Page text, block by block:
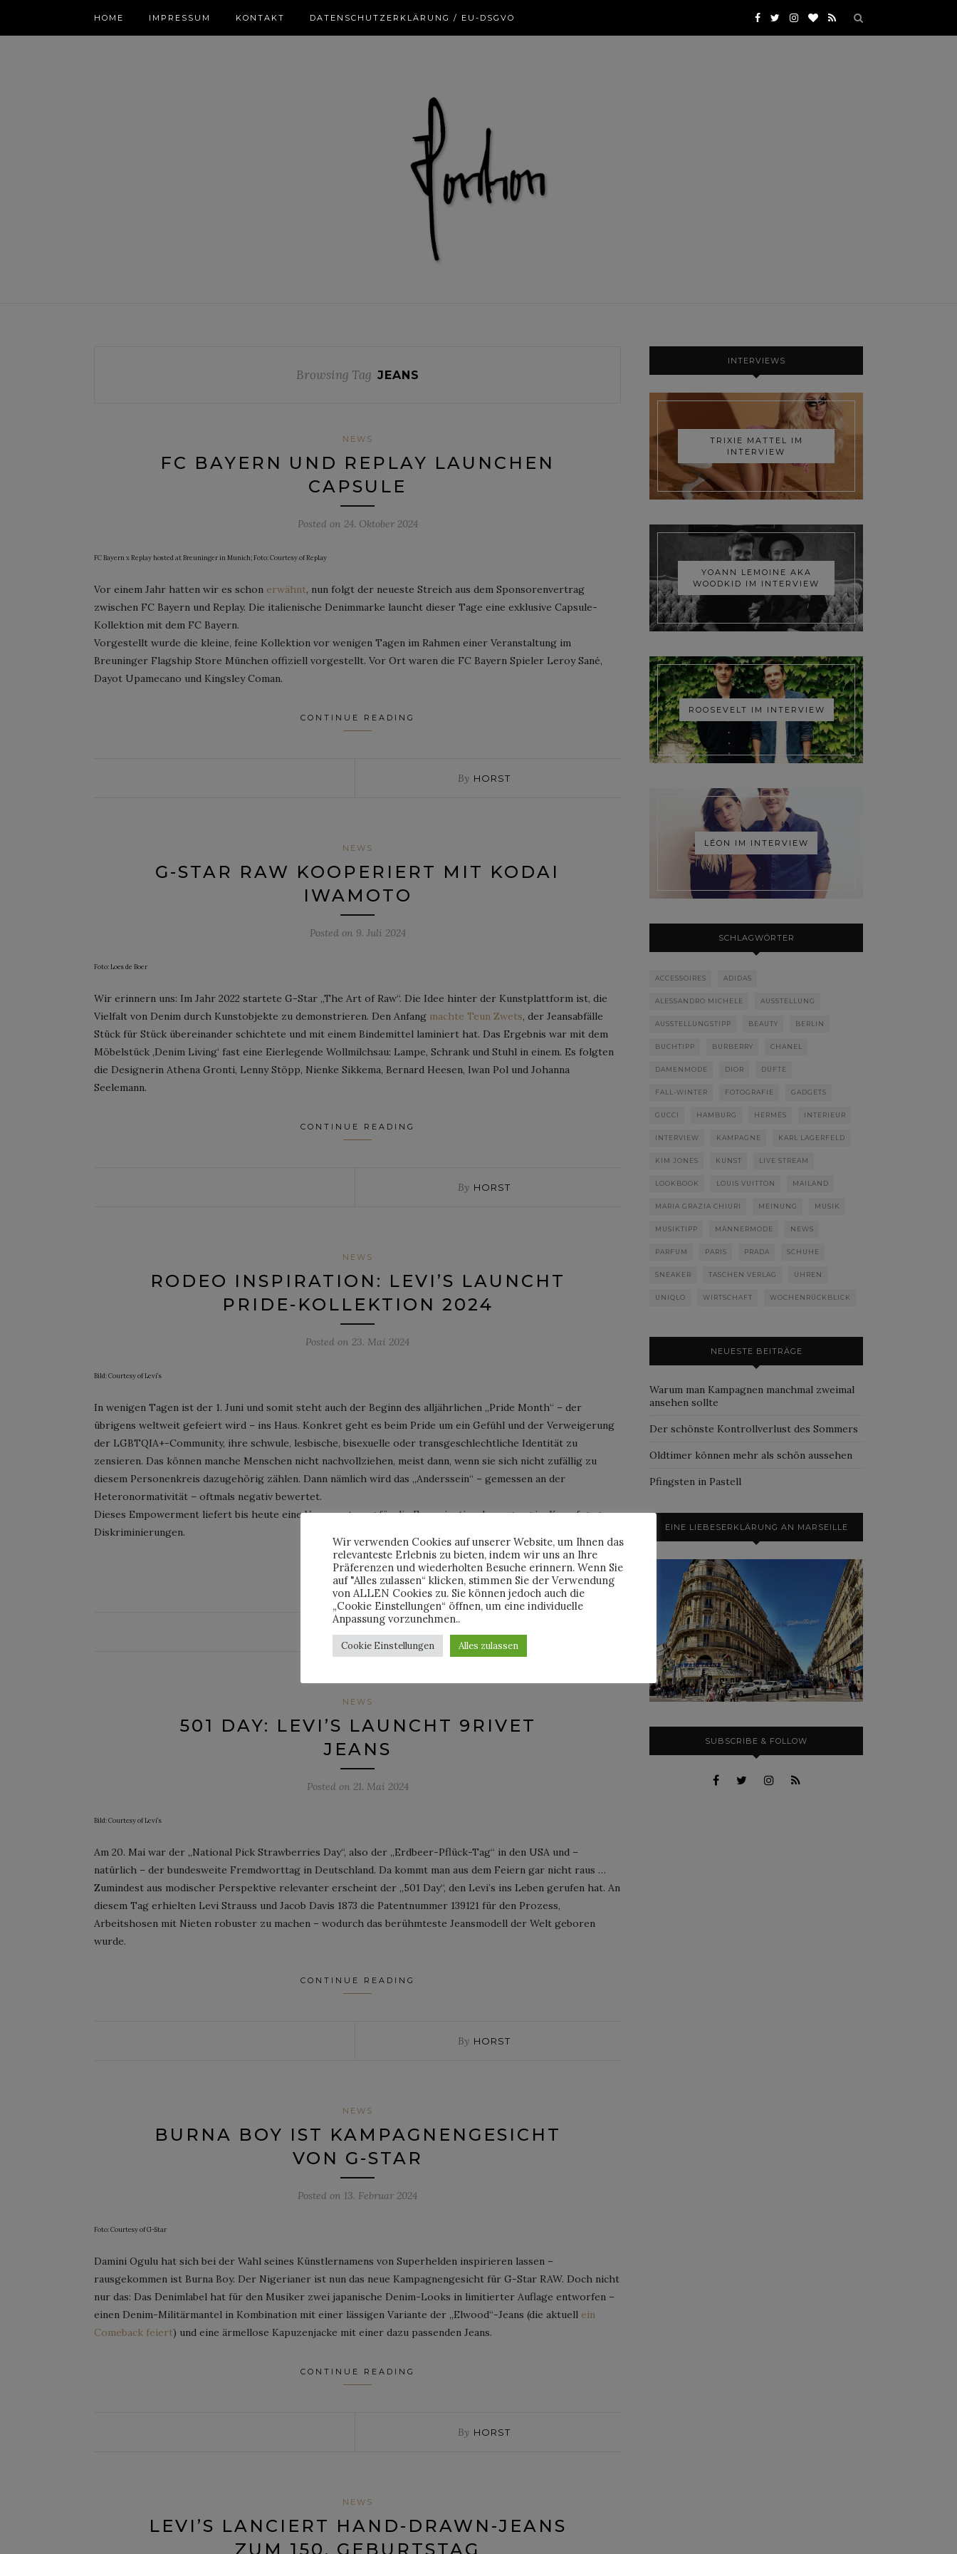
HOME IMPRESSUM KONTAKT DATENSCHUTZERKLÄRUNG / EU-DSGVO
Browsing Tag JEANS
NEWS
FC BAYERN UND REPLAY LAUNCHEN
CAPSULE
Posted on 24. Oktober 2024
FC Bayern x Replay hosted at Breuninger in Munich; Foto: Courtesy of Replay
Vor einem Jahr hatten wir es schon erwähnt, nun folgt der neueste Streich aus dem Sponsorenvertrag
zwischen FC Bayern und Replay. Die italienische Denimmarke launcht dieser Tage eine exklusive Capsule-
Kollektion mit dem FC Bayern.
Vorgestellt wurde die kleine, feine Kollektion vor wenigen Tagen im Rahmen einer Veranstaltung im
Breuninger Flagship Store München offiziell vorgestellt. Vor Ort waren die FC Bayern Spieler Leroy Sané,
Dayot Upamecano und Kingsley Coman.
CONTINUE READING
By HORST
NEWS
G-STAR RAW KOOPERIERT MIT KODAI
IWAMOTO
Posted on 9. Juli 2024
Foto: Loes de Boer
Wir erinnern uns: Im Jahr 2022 startete G-Star „The Art of Raw“. Die Idee hinter der Kunstplattform ist, die
Vielfalt von Denim durch Kunstobjekte zu demonstrieren. Den Anfang machte Teun Zwets, der Jeansabfälle
Stück für Stück übereinander schichtete und mit einem Bindemittel laminiert hat. Das Ergebnis war mit dem
Möbelstück ‚Denim Living‘ fast eine Eierlegende Wollmilchsau: Lampe, Schrank und Stuhl in einem. Es folgten
die Designerin Athena Gronti, Lenny Stöpp, Nienke Sikkema, Bernard Heesen, Iwan Pol und Johanna
Seelemann.
CONTINUE READING
By HORST
NEWS
RODEO INSPIRATION: LEVI’S LAUNCHT
PRIDE-KOLLEKTION 2024
Posted on 23. Mai 2024
Bild: Courtesy of Levi’s
In wenigen Tagen ist der 1. Juni und somit steht auch der Beginn des alljährlichen „Pride Month“ – der
übrigens weltweit gefeiert wird – ins Haus. Konkret geht es beim Pride um ein Gefühl und der Verweigerung
der LGBTQIA+-Community, ihre schwule, lesbische, bisexuelle oder transgeschlechtliche Identität zu
zensieren. Das können manche Menschen nicht nachvollziehen, meist dann, wenn sie sich nicht zufällig zu
diesem Personenkreis dazugehörig zählen. Dann nämlich wird das „Anderssein“ – gemessen an der
Heteronormativität – oftmals negativ bewertet.
Dieses Empowerment liefert bis heute eine Voraussetzung für die Emanzipationsbewegung im Kampf gegen
Diskriminierungen.
CONTINUE READING
By
NEWS
501 DAY: LEVI’S LAUNCHT 9RIVET
JEANS
Posted on 21. Mai 2024
Bild: Courtesy of Levi’s
Am 20. Mai war der „National Pick Strawberries Day“, also der „Erdbeer-Pflück-Tag“ in den USA und –
natürlich – der bundesweite Fremdworttag in Deutschland. Da kommt man aus dem Feiern gar nicht raus …
Zumindest aus modischer Perspektive relevanter erscheint der „501 Day“, den Levi’s ins Leben gerufen hat. An
diesem Tag erhielten Levi Strauss und Jacob Davis 1873 die Patentnummer 139121 für den Prozess,
Arbeitshosen mit Nieten robuster zu machen – wodurch das berühmteste Jeansmodell der Welt geboren
wurde.
CONTINUE READING
By HORST
NEWS
BURNA BOY IST KAMPAGNENGESICHT
VON G-STAR
Posted on 13. Februar 2024
Foto: Courtesy of G-Star
Damini Ogulu hat sich bei der Wahl seines Künstlernamens von Superhelden inspirieren lassen –
rausgekommen ist Burna Boy. Der Nigerianer ist nun das neue Kampagnengesicht für G-Star RAW. Doch nicht
nur das: Das Denimlabel hat für den Musiker zwei japanische Denim-Looks in limitierter Auflage entworfen –
einen Denim-Militärmantel in Kombination mit einer lässigen Variante der „Elwood“-Jeans (die aktuell ein
Comeback feiert) und eine ärmellose Kapuzenjacke mit einer dazu passenden Jeans.
CONTINUE READING
By HORST
NEWS
LEVI’S LANCIERT HAND-DRAWN-JEANS
ZUM 150. GEBURTSTAG
INTERVIEWS
TRIXIE MATTEL IM
INTERVIEW
YOANN LEMOINE AKA
WOODKID IM INTERVIEW
ROOSEVELT IM INTERVIEW
LÉON IM INTERVIEW
SCHLAGWÖRTER
ACCESSOIRES ADIDAS
ALESSANDRO MICHELE AUSSTELLUNG
AUSSTELLUNGSTIPP BEAUTY BERLIN
BUCHTIPP BURBERRY CHANEL
DAMENMODE DIOR DÜFTE
FALL-WINTER FOTOGRAFIE GADGETS
GUCCI HAMBURG HERMÈS INTERIEUR
INTERVIEW KAMPAGNE KARL LAGERFELD
KIM JONES KUNST LIVE STREAM
LOOKBOOK LOUIS VUITTON MAILAND
MARIA GRAZIA CHIURI MEINUNG MUSIK
MUSIKTIPP MÄNNERMODE NEWS
PARFUM PARIS PRADA SCHUHE
SNEAKER TASCHEN VERLAG UHREN
UNIQLO WIRTSCHAFT WOCHENRÜCKBLICK
NEUESTE BEITRÄGE
Warum man Kampagnen manchmal zweimal
ansehen sollte
Der schönste Kontrollverlust des Sommers
Oldtimer können mehr als schön aussehen
Pfingsten in Pastell
EINE LIEBESERKLÄRUNG AN MARSEILLE
SUBSCRIBE & FOLLOW
Wir verwenden Cookies auf unserer Website, um Ihnen das
relevanteste Erlebnis zu bieten, indem wir uns an Ihre
Präferenzen und wiederholten Besuche erinnern. Wenn Sie
auf "Alles zulassen“ klicken, stimmen Sie der Verwendung
von ALLEN Cookies zu. Sie können jedoch auch die
„Cookie Einstellungen“ öffnen, um eine individuelle
Anpassung vorzunehmen..
Cookie Einstellungen Alles zulassen